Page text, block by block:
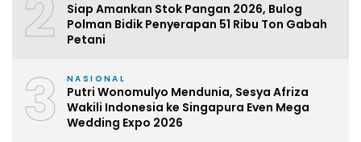
2
Siap Amankan Stok Pangan 2026, Bulog
Polman Bidik Penyerapan 51 Ribu Ton Gabah
Petani
3 NASIONAL
Putri Wonomulyo Mendunia, Sesya Afriza
Wakili Indonesia ke Singapura Even Mega
Wedding Expo 2026